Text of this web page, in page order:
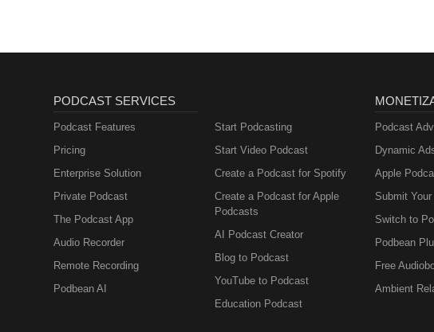
PODCAST SERVICES
Podcast Features
Pricing
Enterprise Solution
Private Podcast
The Podcast App
Audio Recorder
Remote Recording
Podbean AI
Start Podcasting
Start Video Podcast
Create a Podcast for Spotify
Create a Podcast for Apple
Podcasts
AI Podcast Creator
Blog to Podcast
YouTube to Podcast
Education Podcast
Podcast
Dynamic
Apple
Submit
Switch to
Podbean
Free
Ambient